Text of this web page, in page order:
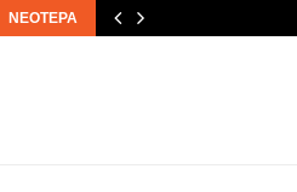
ΝΕΌΤΕΡΑ